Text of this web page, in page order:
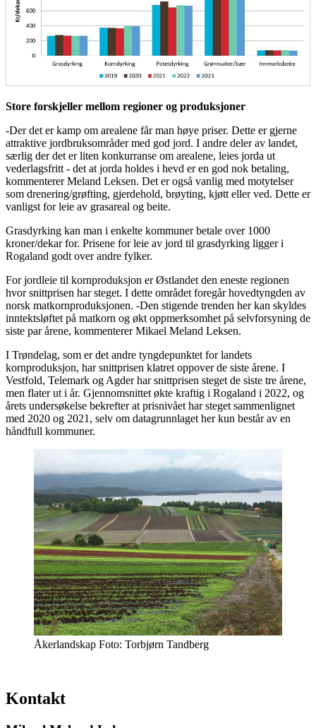
Store forskjeller mellom regioner og produksjoner
-Der det er kamp om arealene får man høye priser. Dette er gjerne
attraktive jordbruksområder med god jord. I andre deler av landet,
særlig der det er liten konkurranse om arealene, leies jorda ut
vederlagsfritt - det at jorda holdes i hevd er en god nok betaling,
kommenterer Meland Leksen. Det er også vanlig med motytelser
som drenering/grøfting, gjerdehold, brøyting, kjøtt eller ved. Dette er
vanligst for leie av grasareal og beite.
Grasdyrking kan man i enkelte kommuner betale over 1000
kroner/dekar for. Prisene for leie av jord til grasdyrking ligger i
Rogaland godt over andre fylker.
For jordleie til kornproduksjon er Østlandet den eneste regionen
hvor snittprisen har steget. I dette området foregår hovedtyngden av
norsk matkornproduksjonen. -Den stigende trenden her kan skyldes
inntektsløftet på matkorn og økt oppmerksomhet på selvforsyning de
siste par årene, kommenterer Mikael Meland Leksen.
I Trøndelag, som er det andre tyngdepunktet for landets
kornproduksjon, har snittprisen klatret oppover de siste årene. I
Vestfold, Telemark og Agder har snittprisen steget de siste tre årene,
men flater ut i år. Gjennomsnittet økte kraftig i Rogaland i 2022, og
årets undersøkelse bekrefter at prisnivået har steget sammenlignet
med 2020 og 2021, selv om datagrunnlaget her kun består av en
håndfull kommuner.
Åkerlandskap Foto: Torbjørn Tandberg
Kontakt